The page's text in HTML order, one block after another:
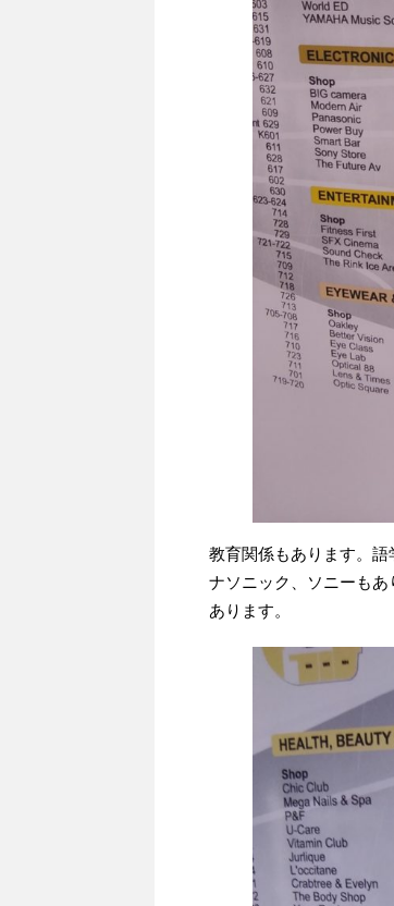
教育関係もあります。
ナソニック、ソニーも
あります。